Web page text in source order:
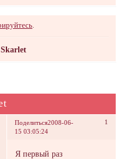
Skarlet
Поделиться 1
2008-06-
15 03:05:24
Я первый раз